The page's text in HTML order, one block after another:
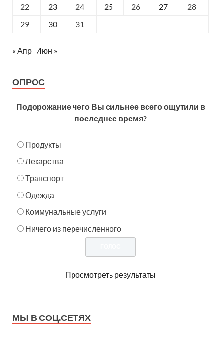
22
23 24 25 26 27
28
29
30 31
« Апр Июн »
ОПРОС
Подорожание чего Вы сильнее всего ощутили в
последнее время?
Продукты
Лекарства
Транспорт
Одежда
Коммунальные услуги
Ничего из перечисленного
Просмотреть результаты
МЫ В СОЦ.СЕТЯХ